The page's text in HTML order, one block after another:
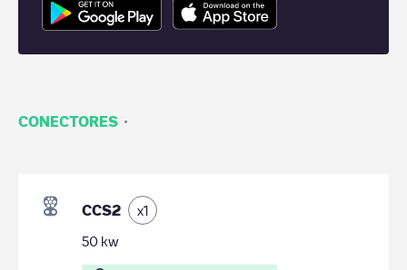
CONECTORES ·
CCS2 x1
50 kw